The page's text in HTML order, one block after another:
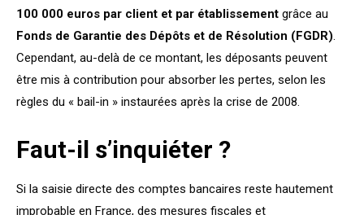
100 000 euros par client et par établissement grâce au
Fonds de Garantie des Dépôts et de Résolution (FGDR).
Cependant, au-delà de ce montant, les déposants peuvent
être mis à contribution pour absorber les pertes, selon les
règles du « bail-in » instaurées après la crise de 2008.
Faut-il s’inquiéter ?
Si la saisie directe des comptes bancaires reste hautement
improbable en France, des mesures fiscales et